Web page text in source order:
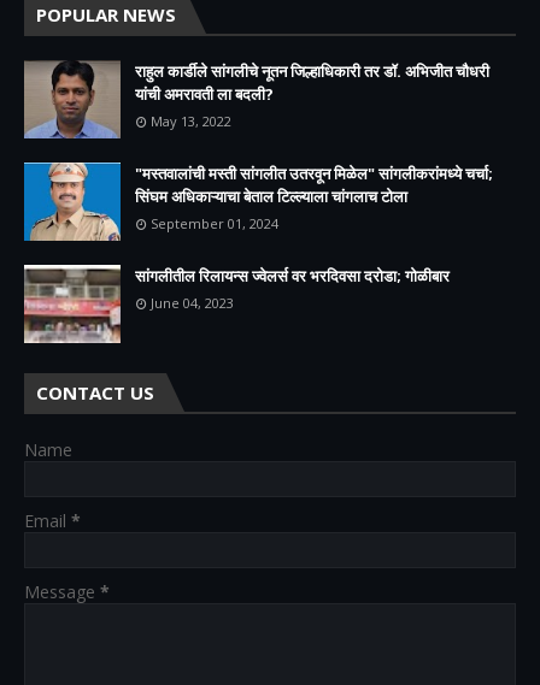
POPULAR NEWS
राहुल कार्डीले सांगलीचे नूतन जिल्हाधिकारी तर डॉ. अभिजीत चौधरी
यांची अमरावती ला बदली?
May 13, 2022
"मस्तवालांची मस्ती सांगलीत उतरवून मिळेल" सांगलीकरांमध्ये चर्चा;
सिंघम अधिकाऱ्याचा बेताल टिल्ल्याला चांगलाच टोला
September 01, 2024
सांगलीतील रिलायन्स ज्वेलर्स वर भरदिवसा दरोडा; गोळीबार
June 04, 2023
CONTACT US
Name
Email *
Message *